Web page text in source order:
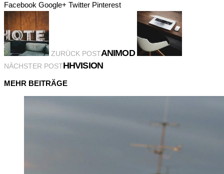
Facebook Google+ Twitter Pinterest
ZURÜCK POSTANIMOD
NÄCHSTER POSTHHVISION
MEHR BEITRÄGE